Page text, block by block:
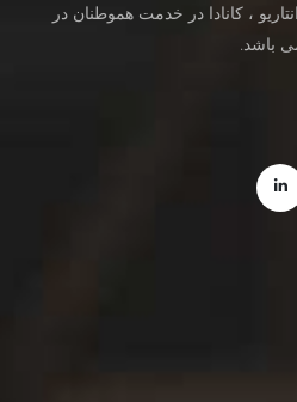
، کانادا در خدمت هموطنان در
باشد.